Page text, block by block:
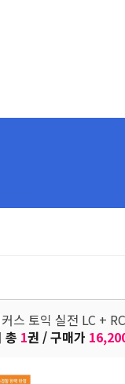
스 토익 실전 LC +
총 1권 / 구매가